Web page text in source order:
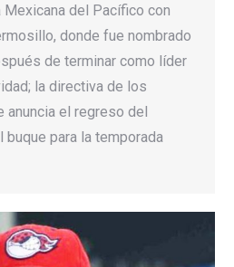
del Pacífico con
donde fue nombrado
de terminar como líder
la directiva de los
anuncia el regreso del
buque para la temporada